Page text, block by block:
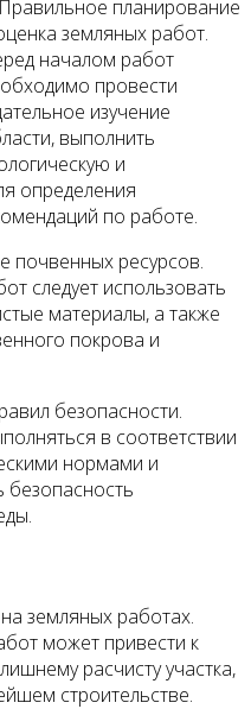
планирование
земляных работ.
началом работ
провести
изучение
выполнить
и
определения
по работе.
почвенных ресурсов.
следует использовать
материалы, а также
покрова и
безопасности.
в соответствии
нормами и
земляных работах.
может привести к
расчисту участка,
строительстве.